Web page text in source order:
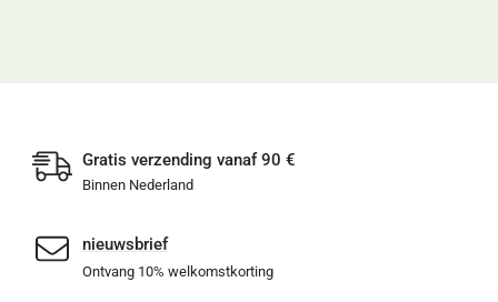
Gratis verzending vanaf 90 €
Binnen Nederland
nieuwsbrief
Ontvang 10% welkomstkorting